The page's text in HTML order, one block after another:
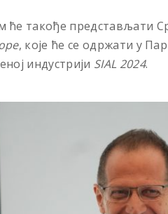
ће такође представљати
, које ће се одржати у
индустрији SIAL 2024.